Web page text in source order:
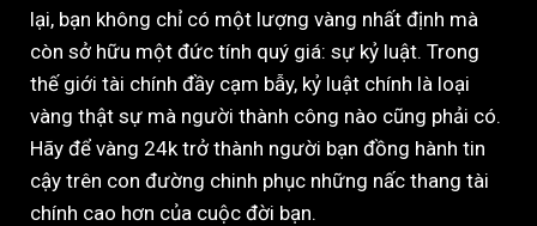
lại, bạn không chỉ có một lượng vàng nhất định mà
còn sở hữu một đức tính quý giá: sự kỷ luật. Trong
thế giới tài chính đầy cạm bẫy, kỷ luật chính là loại
vàng thật sự mà người thành công nào cũng phải có.
Hãy để vàng 24k trở thành người bạn đồng hành tin
cậy trên con đường chinh phục những nấc thang tài
chính cao hơn của cuộc đời bạn.